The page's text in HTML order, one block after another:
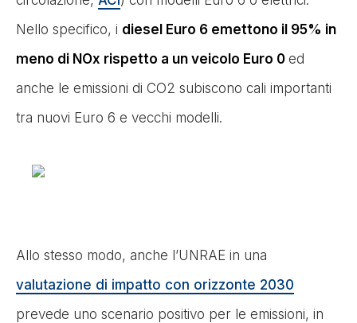
Nello specifico, i diesel Euro 6 emettono il 95% in
meno di NOx rispetto a un veicolo Euro 0 ed
anche le emissioni di CO2 subiscono cali importanti
tra nuovi Euro 6 e vecchi modelli.
Allo stesso modo, anche l’UNRAE in una
valutazione di impatto con orizzonte 2030
prevede uno scenario positivo per le emissioni, in